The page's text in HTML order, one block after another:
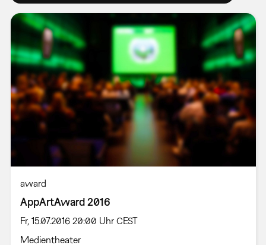
award
AppArtAward 2016
Fr, 15.07.2016 20:00 Uhr CEST
Medientheater